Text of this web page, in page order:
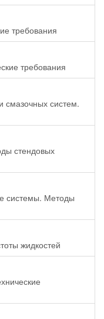
требования
требования
смазочных систем.
стендовых
системы. Методы
жидкостей